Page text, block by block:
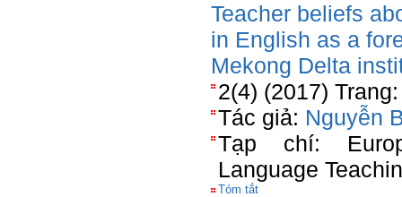
Teacher beliefs
in English as a
Mekong Delta
2(4) (2017)
Tác giả: Nguyễn
Tạp chí:
Language
Tóm tắt